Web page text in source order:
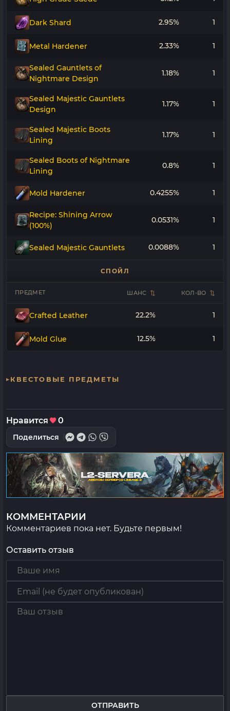
Dark Shard 2.95% 1
Metal Hardener 2.33% 1
Sealed Gauntlets of
Nightmare Design
1.18% 1
Sealed Majestic Gauntlets
Design
1.17% 1
Sealed Majestic Boots
Lining
1.17% 1
Sealed Boots of Nightmare
Lining
0.8% 1
Mold Hardener 0.4255% 1
Recipe: Shining Arrow
(100%)
0.0531% 1
Sealed Majestic Gauntlets 0.0088% 1
СПОЙЛ
ПРЕДМЕТ ШАНС КОЛ-ВО
Crafted Leather 22.2% 1
Mold Glue 12.5% 1
КВЕСТОВЫЕ ПРЕДМЕТЫ
Нравится 0
Поделиться
КОММЕНТАРИИ
Комментариев пока нет. Будьте первым!
Оставить отзыв
ОТПРАВИТЬ